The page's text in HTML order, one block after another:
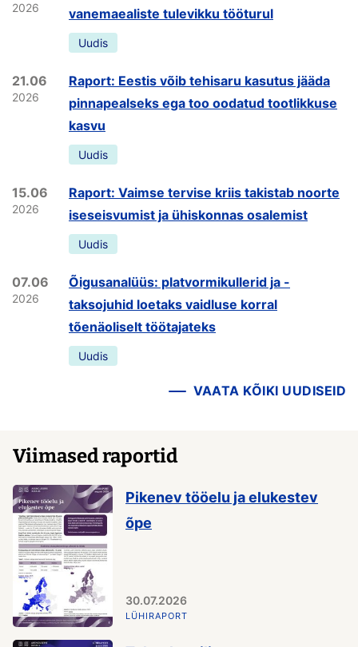
2026
vanemaealiste tulevikku tööturul
Uudis
21.06
2026
Raport: Eestis võib tehisaru kasutus jääda
pinnapealseks ega too oodatud tootlikkuse
kasvu
Uudis
15.06
2026
Raport: Vaimse tervise kriis takistab noorte
iseseisvumist ja ühiskonnas osalemist
Uudis
07.06
2026
Õigusanalüüs: platvormikullerid ja -
taksojuhid loetaks vaidluse korral
tõenäoliselt töötajateks
Uudis
VAATA KÕIKI UUDISEID
Viimased raportid
Pikenev tööelu ja elukestev
õpe
30.07.2026
LÜHIRAPORT